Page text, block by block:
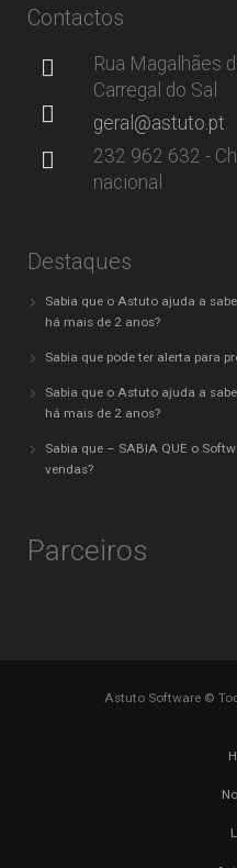
Contactos
Rua Magalhães
Carregal do Sal
geral@astuto.pt
232 962 632 -
nacional
Destaques
Sabia que o Astuto ajuda a
há mais de 2 anos?
Sabia que pode ter alerta para
Sabia que o Astuto ajuda a
há mais de 2 anos?
Sabia que – SABIA QUE o
vendas?
Parceiros
Astuto Software ©